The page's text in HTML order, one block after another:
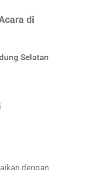
di
Selatan
dengan